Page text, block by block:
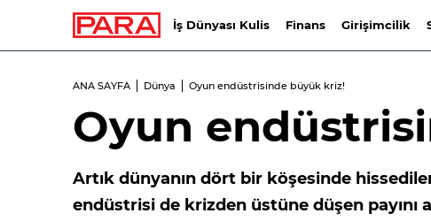
İş Dünyası Kulis Finans Girişimcilik
ANA SAYFA Dünya Oyun endüstrisinde büyük kriz!
Oyun
Artık dünyanın dört bir köşesinde
endüstrisi de krizden üstüne düşen payını